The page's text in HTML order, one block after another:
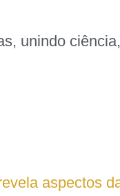
unindo
aspectos